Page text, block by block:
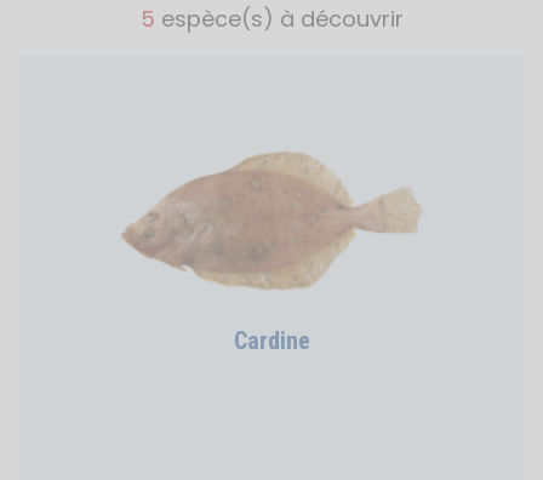
5 espèce(s) à découvrir
Cardine